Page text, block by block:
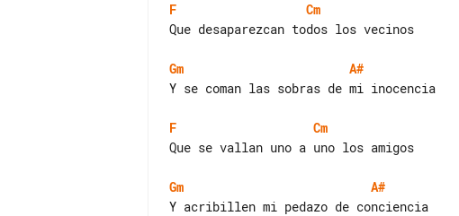
F
Cm
Que desaparezcan todos los vecinos
Gm
A#
Y se coman las sobras de mi inocencia
F
Cm
Que se vallan uno a uno los amigos
Gm
A#
Y acribillen mi pedazo de conciencia